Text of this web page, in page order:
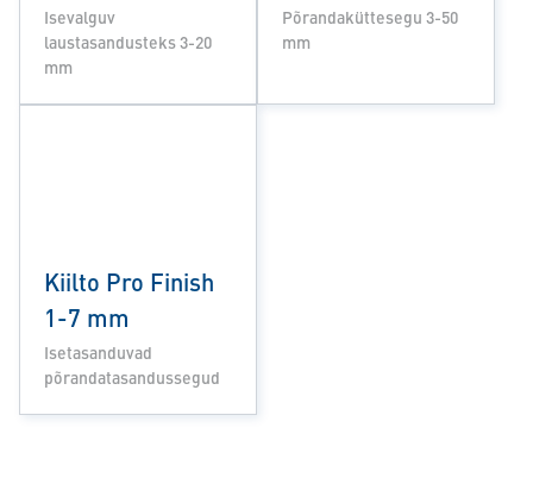
Isevalguv
laustasandusteks 3-20
mm
Põrandaküttesegu 3-50
mm
Kiilto Pro Finish
1-7 mm
Isetasanduvad
põrandatasandussegud